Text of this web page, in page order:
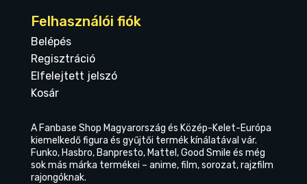
Felhasználói fiók
Belépés
Regisztráció
Elfelejtett jelszó
Kosár
A Fanbase Shop Magyarország és Közép-Kelet-Európa
kiemelkedő figura és gyűjtői termék kínálatával vár.
Funko, Hasbro, Banpresto, Mattel, Good Smile és még
sok más márka termékei – anime, film, sorozat, rajzfilm
rajongóknak.